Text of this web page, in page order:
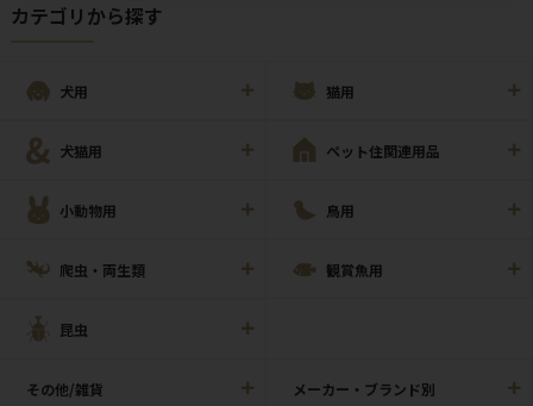
カテゴリから探す
犬用 猫用
犬猫用 ペット住関連用品
小動物用 鳥用
爬虫・両生類 観賞魚用
昆虫
その他/雑貨 メーカー・ブランド別